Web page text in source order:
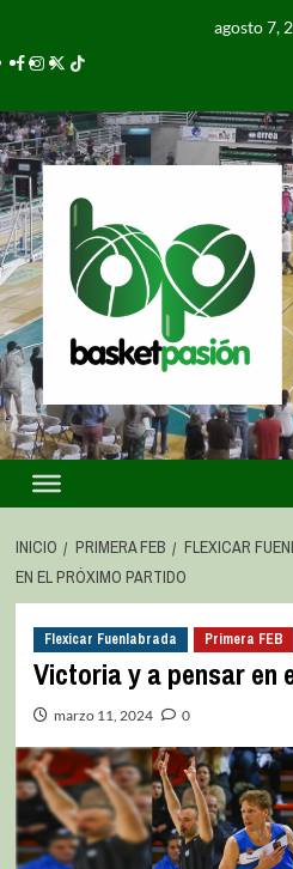
agosto 7,
INICIO PRIMERA FEB FLEXICAR
EN EL PRÓXIMO PARTIDO
Flexicar Fuenlabrada Primera FEB
Victoria y a pensar en
marzo 11, 2024 0